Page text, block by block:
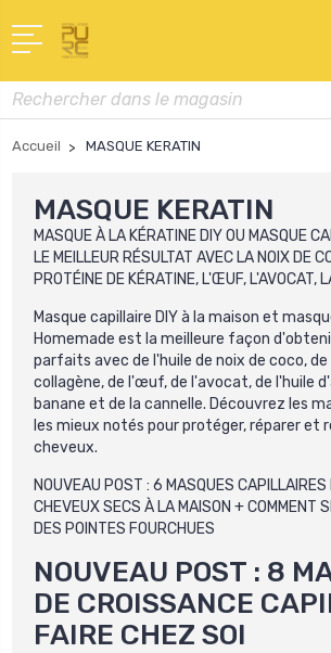
Recherche
Accueil MASQUE KERATIN
MASQUE KERATIN
MASQUE À LA KÉRATINE DIY OU MASQUE
LE MEILLEUR RÉSULTAT AVEC LA NOIX DE
PROTÉINE DE KÉRATINE, L'ŒUF, L'AVOCAT,
Masque capillaire DIY à la maison et
Homemade est la meilleure façon
parfaits avec de l'huile de noix de coco, de
collagène, de l'œuf, de l'avocat, de l'huile
banane et de la cannelle. Découvrez les
les mieux notés pour protéger, réparer et
cheveux.
NOUVEAU POST : 6 MASQUES CAPILLAIRES
CHEVEUX SECS À LA MAISON + COMMENT
DES POINTES FOURCHUES
NOUVEAU POST : 8
DE CROISSANCE
FAIRE CHEZ SOI